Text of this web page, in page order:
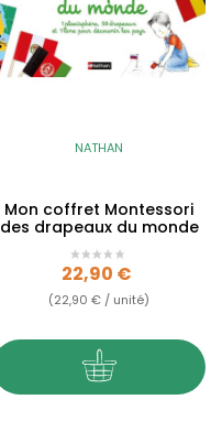
NATHAN
Mon coffret Montessori
des drapeaux du monde
Prix
22,90 €
(22,90 € / unité)